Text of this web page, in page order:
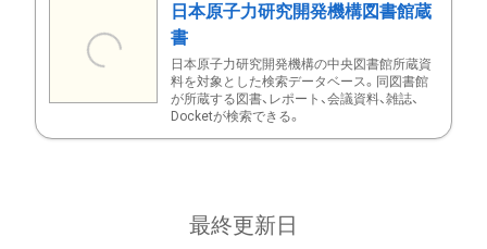
日本原子力研究開発機構図書館蔵
書
日本原子力研究開発機構の中央図書館所蔵資
料を対象とした検索データベース。同図書館
が所蔵する図書、レポート、会議資料、雑誌、
Docketが検索できる。
最終更新日